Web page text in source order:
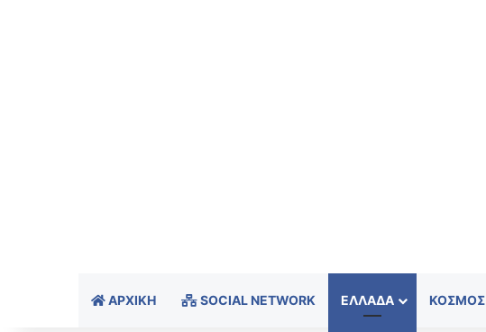
ΑΡΧΙΚΉ SOCIAL NETWORK ΕΛΛΆΔΑ ΚΌΣΜΟΣ